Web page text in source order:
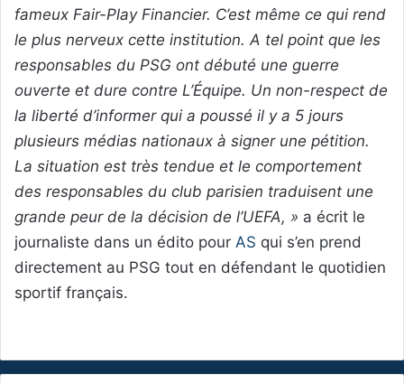
fameux Fair-Play Financier. C’est même ce qui rend
le plus nerveux cette institution. A tel point que les
responsables du PSG ont débuté une guerre
ouverte et dure contre L’Équipe. Un non-respect de
la liberté d’informer qui a poussé il y a 5 jours
plusieurs médias nationaux à signer une pétition.
La situation est très tendue et le comportement
des responsables du club parisien traduisent une
grande peur de la décision de l’UEFA, » a écrit le
journaliste dans un édito pour AS qui s’en prend
directement au PSG tout en défendant le quotidien
sportif français.